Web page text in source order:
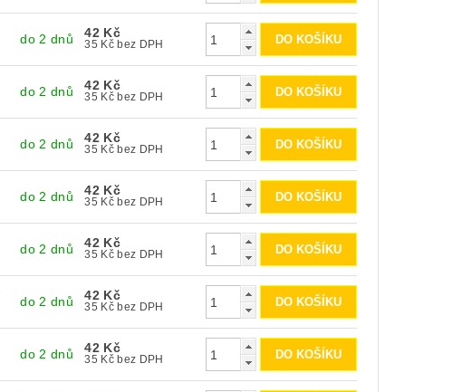
do 2 dnů 42 Kč
35 Kč bez DPH
do 2 dnů 42 Kč
35 Kč bez DPH
do 2 dnů 42 Kč
35 Kč bez DPH
do 2 dnů 42 Kč
35 Kč bez DPH
do 2 dnů 42 Kč
35 Kč bez DPH
do 2 dnů 42 Kč
35 Kč bez DPH
do 2 dnů 42 Kč
35 Kč bez DPH